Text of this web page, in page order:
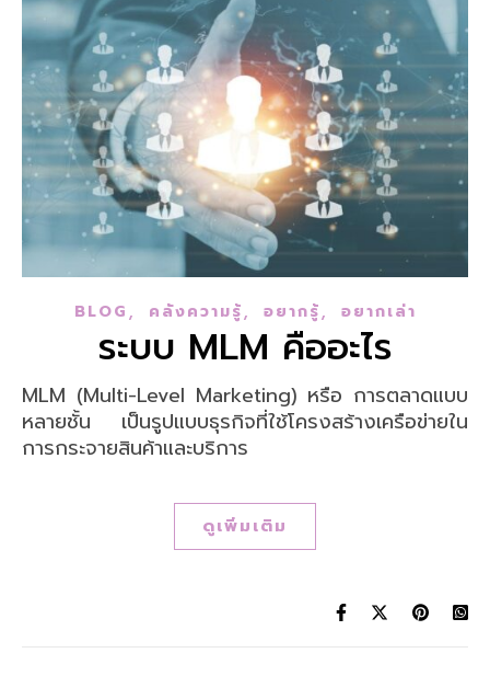
BLOG, คลังความรู้, อยากรู้, อยากเล่า
ระบบ MLM คืออะไร
MLM (Multi-Level Marketing) หรือ การตลาดแบบ
หลายชั้น เป็นรูปแบบธุรกิจที่ใช้โครงสร้างเครือข่ายใน
การกระจายสินค้าและบริการ
ดูเพิ่มเติม